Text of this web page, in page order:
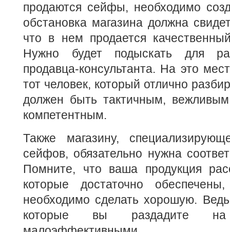
продаются сейфы, необходимо
обстановка магазина должна
что в нем продается
Нужно будет подыскать для
продавца-консультанта. На это
тот человек, который отлично
должен быть тактичным,
компетентным.
Также магазину,
сейфов, обязательно нужна
Помните, что ваша продукция
которые достаточно
необходимо сделать хорошую.
которые вы раздадите